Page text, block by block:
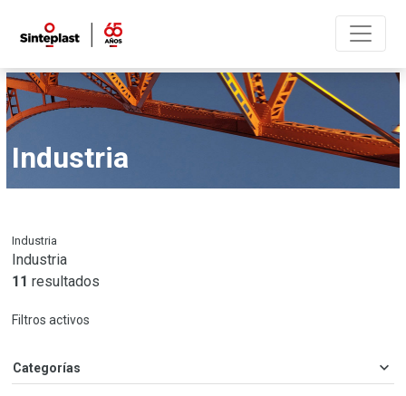
Industria
Industria
Industria
11 resultados
Filtros activos
Categorías